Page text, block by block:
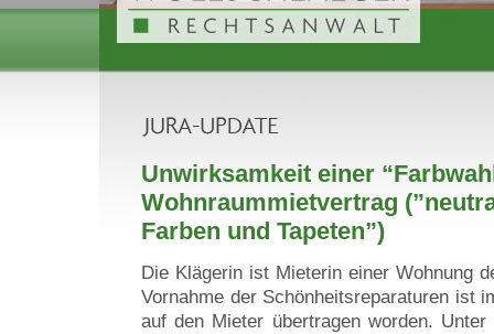
Unwirksamkeit einer
Wohnraummietvertrag
Farben und Tapeten”)
Die Klägerin ist Mieterin einer Wohnung
Vornahme der Schönheitsreparaturen ist
auf den Mieter übertragen worden.